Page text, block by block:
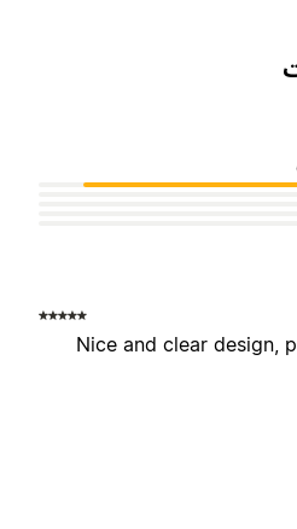
Nice and clear